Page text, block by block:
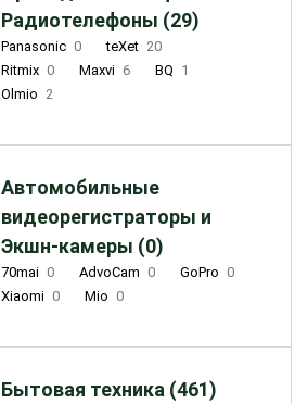
Радиотелефоны (29)
Panasonic 0 teXet 20
Ritmix 0 Maxvi 6 BQ 1
Olmio 2
Автомобильные
видеорегистраторы и
Экшн-камеры (0)
70mai 0 AdvoCam 0 GoPro 0
Xiaomi 0 Mio 0
Бытовая техника (461)